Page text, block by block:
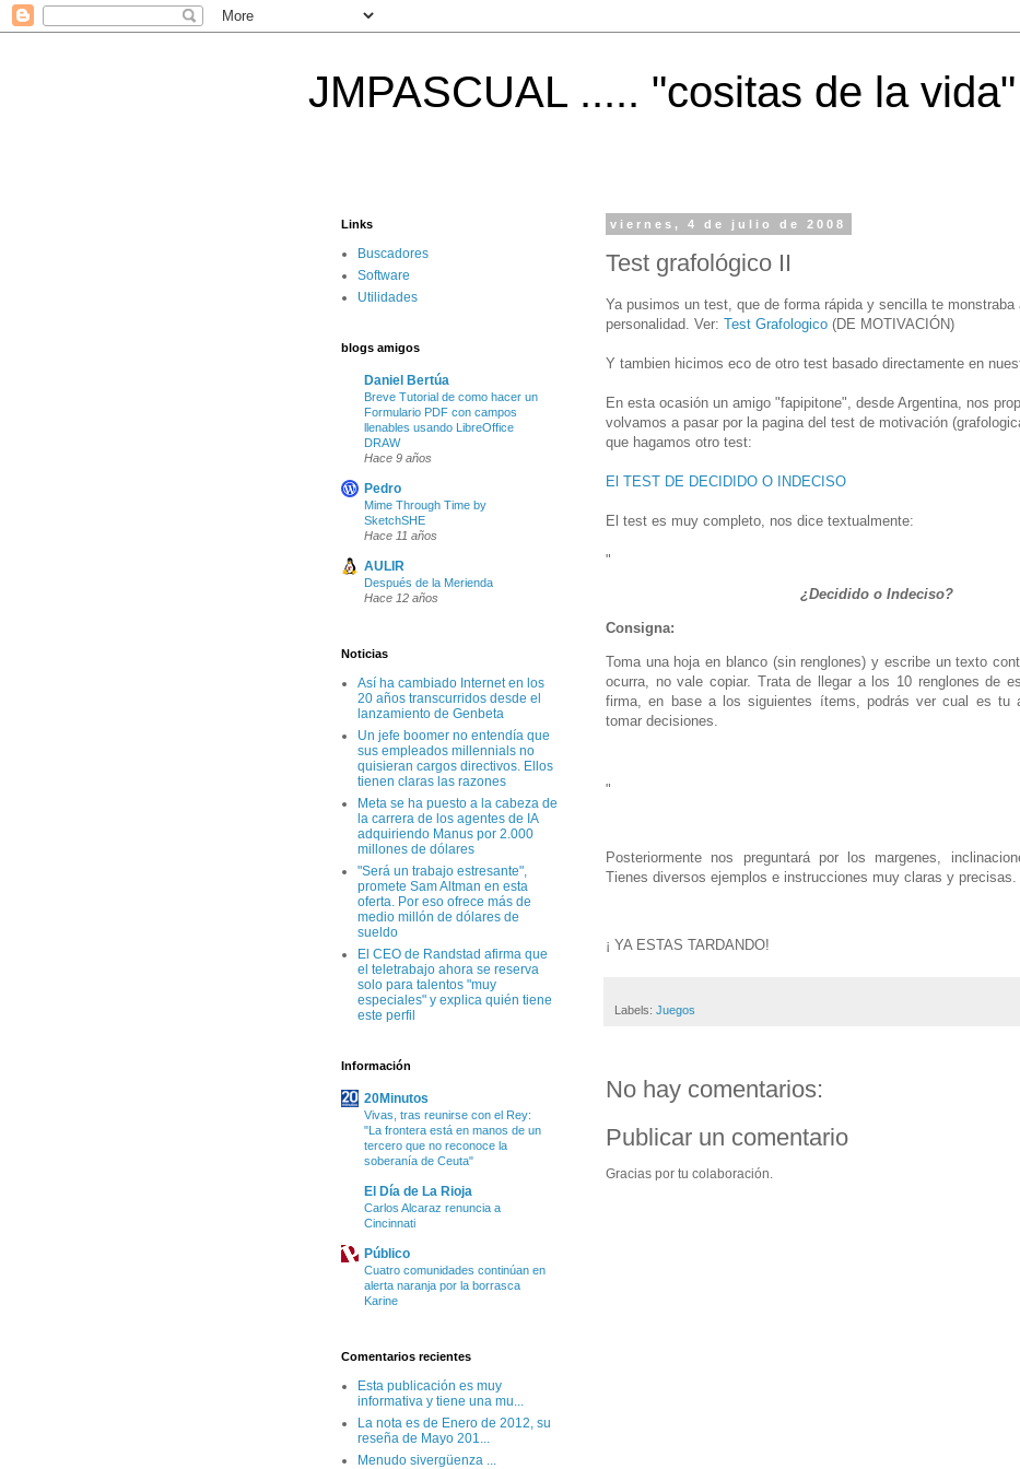
JMPASCUAL ..... "cositas de la vida"
viernes, 4 de julio de 2008
Test grafológico II
Ya pusimos un test, que de forma rápida y sencilla te monstraba
personalidad. Ver: Test Grafologico (DE MOTIVACIÓN)
Y tambien hicimos eco de otro test basado directamente en
En esta ocasión un amigo "fapipitone", desde Argentina, nos
volvamos a pasar por la pagina del test de motivación
que hagamos otro test:
El TEST DE DECIDIDO O INDECISO
El test es muy completo, nos dice textualmente:
"
¿Decidido o Indeciso?
Consigna:
Toma una hoja en blanco (sin renglones) y escribe un texto
ocurra, no vale copiar. Trata de llegar a los 10 renglones de
firma, en base a los siguientes ítems, podrás ver cual es tu
tomar decisiones.
"
Posteriormente nos preguntará por los margenes,
Tienes diversos ejemplos e instrucciones muy claras y precisas.
¡ YA ESTAS TARDANDO!
Labels: Juegos
No hay comentarios:
Publicar un comentario
Gracias por tu colaboración.
Links
Buscadores
Software
Utilidades
blogs amigos
Daniel Bertúa
Breve Tutorial de como hacer un
Formulario PDF con campos
llenables usando LibreOffice
DRAW
Hace 9 años
Pedro
Mime Through Time by
SketchSHE
Hace 11 años
AULIR
Después de la Merienda
Hace 12 años
Noticias
Así ha cambiado Internet en los
20 años transcurridos desde el
lanzamiento de Genbeta
Un jefe boomer no entendía que
sus empleados millennials no
quisieran cargos directivos. Ellos
tienen claras las razones
Meta se ha puesto a la cabeza de
la carrera de los agentes de IA
adquiriendo Manus por 2.000
millones de dólares
"Será un trabajo estresante",
promete Sam Altman en esta
oferta. Por eso ofrece más de
medio millón de dólares de
sueldo
El CEO de Randstad afirma que
el teletrabajo ahora se reserva
solo para talentos "muy
especiales" y explica quién tiene
este perfil
Información
20Minutos
Vivas, tras reunirse con el Rey:
"La frontera está en manos de un
tercero que no reconoce la
soberanía de Ceuta"
El Día de La Rioja
Carlos Alcaraz renuncia a
Cincinnati
Público
Cuatro comunidades continúan en
alerta naranja por la borrasca
Karine
Comentarios recientes
Esta publicación es muy
informativa y tiene una mu...
La nota es de Enero de 2012, su
reseña de Mayo 201...
Menudo sivergüenza ...